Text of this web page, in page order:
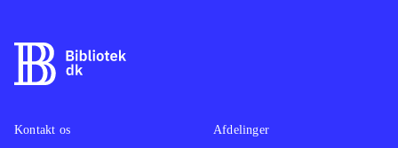
versionen af FIFA 13 ikke med her,
fx skill games og ultimate team,
minder det mere om FIFA 12, blot
Kontakt os
Afdelinger